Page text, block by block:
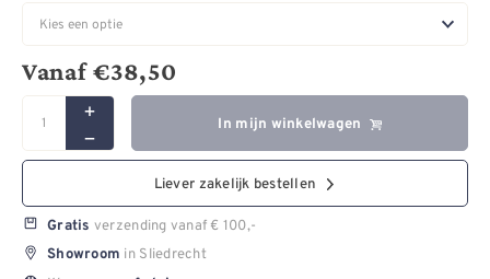
Vanaf€38,50
In mijn winkelwagen
Liever zakelijk bestellen
Gratis verzending vanaf € 100,-
Showroom in Sliedrecht